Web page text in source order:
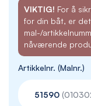
VIKTIG! For å
for din båt, er
mal-/
nåværende
Artikkelnr. (Malnr.)
51590